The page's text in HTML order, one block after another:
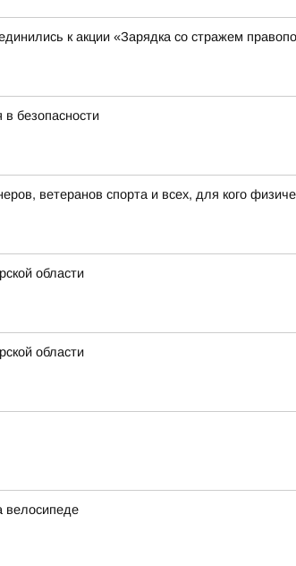
к акции «Зарядка со стражем
безопасности
ветеранов спорта и всех, для кого
области
области
велосипеде